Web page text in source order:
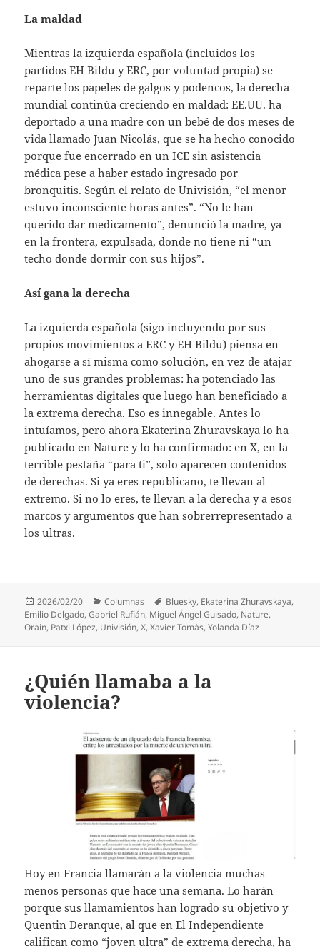
La maldad
Mientras la izquierda española (incluidos los
partidos EH Bildu y ERC, por voluntad propia) se
reparte los papeles de galgos y podencos, la derecha
mundial continúa creciendo en maldad: EE.UU. ha
deportado a una madre con un bebé de dos meses de
vida llamado Juan Nicolás, que se ha hecho conocido
porque fue encerrado en un ICE sin asistencia
médica pese a haber estado ingresado por
bronquitis. Según el relato de Univisión, “el menor
estuvo inconsciente horas antes”. “No le han
querido dar medicamento”, denunció la madre, ya
en la frontera, expulsada, donde no tiene ni “un
techo donde dormir con sus hijos”.
Así gana la derecha
La izquierda española (sigo incluyendo por sus
propios movimientos a ERC y EH Bildu) piensa en
ahogarse a sí misma como solución, en vez de atajar
uno de sus grandes problemas: ha potenciado las
herramientas digitales que luego han beneficiado a
la extrema derecha. Eso es innegable. Antes lo
intuíamos, pero ahora Ekaterina Zhuravskaya lo ha
publicado en Nature y lo ha confirmado: en X, en la
terrible pestaña “para ti”, solo aparecen contenidos
de derechas. Si ya eres republicano, te llevan al
extremo. Si no lo eres, te llevan a la derecha y a esos
marcos y argumentos que han sobrerrepresentado a
los ultras.
Publicado
el
2026/02/20 Categorías
Columnas Etiquetas
Bluesky, Ekaterina Zhuravskaya,
Emilio Delgado,Gabriel Rufián, Miguel Ángel Guisado, Nature,
Orain, Patxi López, Univisión,X,Xavier Tomàs,Yolanda Díaz
¿Quién llamaba a la
violencia?
Hoy en Francia llamarán a la violencia muchas
menos personas que hace una semana. Lo harán
porque sus llamamientos han logrado su objetivo y
Quentin Deranque, al que en El Independiente
califican como “joven ultra” de extrema derecha, ha